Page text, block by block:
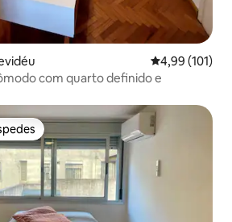
4,99 de uma
4,99 (101)
com quarto definido e
dos hóspedes